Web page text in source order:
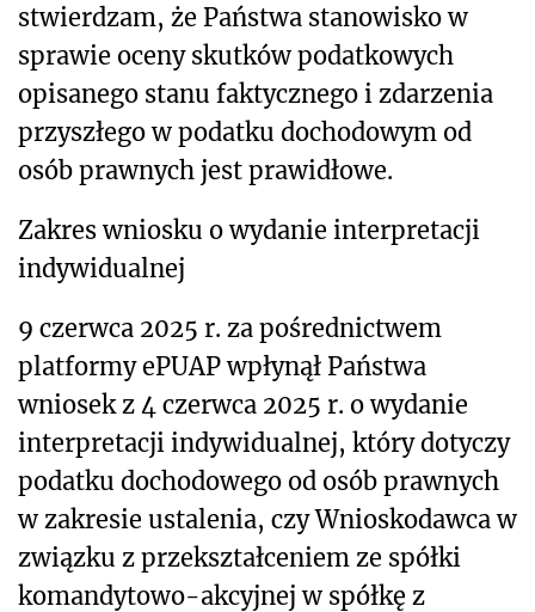
stwierdzam, że Państwa stanowisko w
sprawie oceny skutków podatkowych
opisanego stanu faktycznego i zdarzenia
przyszłego w podatku dochodowym od
osób prawnych jest prawidłowe.
Zakres wniosku o wydanie interpretacji
indywidualnej
9 czerwca 2025 r. za pośrednictwem
platformy ePUAP wpłynął Państwa
wniosek z 4 czerwca 2025 r. o wydanie
interpretacji indywidualnej, który dotyczy
podatku dochodowego od osób prawnych
w zakresie ustalenia, czy Wnioskodawca w
związku z przekształceniem ze spółki
komandytowo-akcyjnej w spółkę z